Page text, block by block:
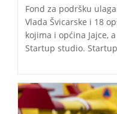
Fond za podršku
Vlada Švicarske i 18
kojima i općina Jajce,
Startup studio.